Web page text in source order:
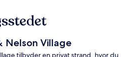
Nelson Village
tilbyder en privat strand, hvor du